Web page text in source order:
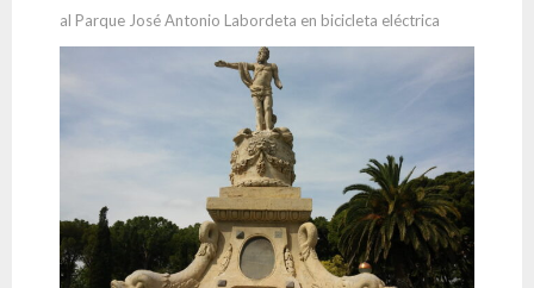
al Parque José Antonio Labordeta en bicicleta eléctrica